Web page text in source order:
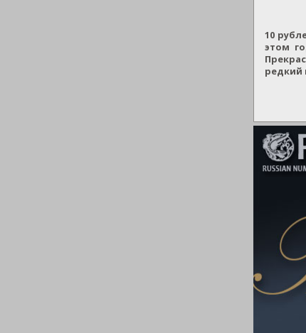
10
этом
редкий